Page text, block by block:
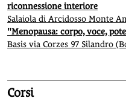
riconnessione interiore
Salaiola di Arcidosso Monte
"Menopausa: corpo, voce,
Basis via Corzes 97 Silandro
Corsi